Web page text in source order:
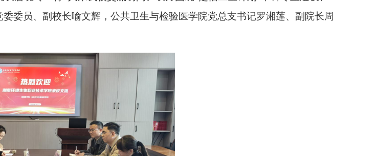
委员、副校长喻文辉，公共卫生与检验医学院党总支书记罗湘莲、 副院长周